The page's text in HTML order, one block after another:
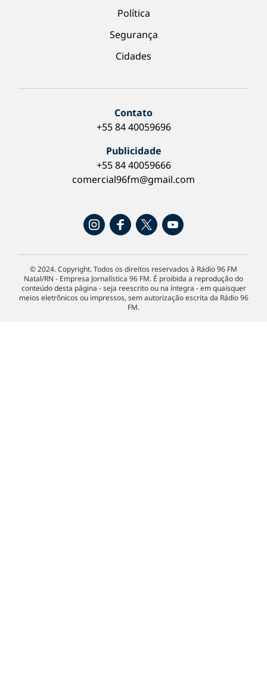
Política
Segurança
Cidades
Contato
+55 84 40059696
Publicidade
+55 84 40059666
comercial96fm@gmail.com
© 2024. Copyright. Todos os direitos reservados à Rádio 96 FM
Natal/RN - Empresa Jornalística 96 FM. É proibida a reprodução do
conteúdo desta página - seja reescrito ou na íntegra - em quaisquer
meios eletrônicos ou impressos, sem autorização escrita da Rádio 96
FM.